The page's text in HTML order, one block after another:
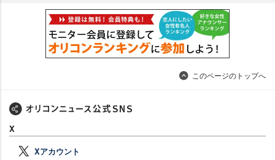
このページのトップへ
X
Xアカウント